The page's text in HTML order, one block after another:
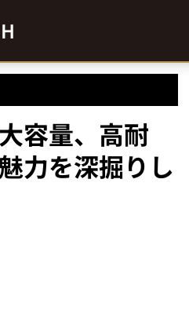
容量、高耐
力を深掘りし